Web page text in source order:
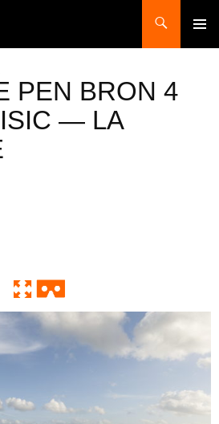
PEN BRON 4
— LA